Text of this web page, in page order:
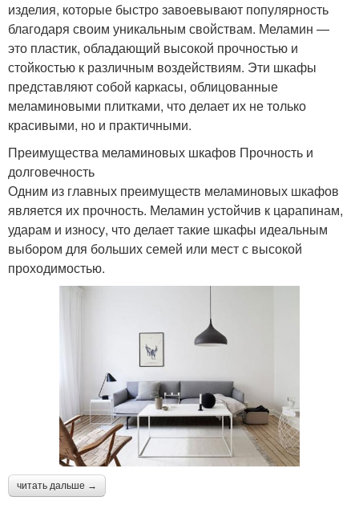
изделия, которые быстро завоевывают популярность
благодаря своим уникальным свойствам. Меламин —
это пластик, обладающий высокой прочностью и
стойкостью к различным воздействиям. Эти шкафы
представляют собой каркасы, облицованные
меламиновыми плитками, что делает их не только
красивыми, но и практичными.
Преимущества меламиновых шкафов Прочность и
долговечность
Одним из главных преимуществ меламиновых шкафов
является их прочность. Меламин устойчив к царапинам,
ударам и износу, что делает такие шкафы идеальным
выбором для больших семей или мест с высокой
проходимостью.
читать дальше →